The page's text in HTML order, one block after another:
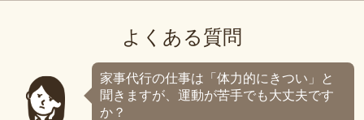
よくある質問
家事代行の仕事は「体力的にきつい」と
聞きますが、運動が苦手でも大丈夫です
か？